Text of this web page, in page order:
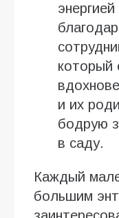
который
и их
бодрую
в саду.
Каждый
большим